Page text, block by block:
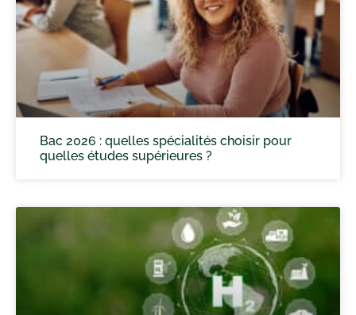
Bac 2026 : quelles spécialités choisir pour
quelles études supérieures ?